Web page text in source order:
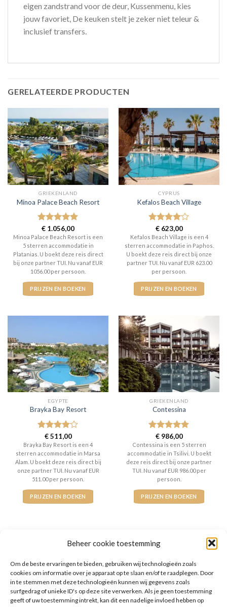
Beheer cookie toestemming
Om de beste ervaringen te bieden, gebruiken wij technologieën zoals
cookies om informatie over je apparaat op te slaan en/of te raadplegen. Door
in te stemmen met deze technologieën kunnen wij gegevens zoals
surfgedrag of unieke ID's op deze site verwerken. Als je geen toestemming
geeft of uw toestemming intrekt, kan dit een nadelige invloed hebben op
eigen zandstrand voor de deur, Kussenmenu, kies
jouw favoriet, De keuken stelt je zeker niet teleur &
inclusief transfers.
GERELATEERDE PRODUCTEN
GRIEKENLAND
Minoa Palace Beach Resort
Gewaardeerd
5uit 5
€ 1.056,00
Minoa Palace Beach Resort is een
5 sterren accommodatie in
Platanias. U boekt deze reis direct
bij onze partner TUI. Nu vanaf EUR
1056.00 per persoon.
PRIJZEN EN BOEKEN
CYPRUS
Kefalos Beach Village
Gewaardeerd
4uit 5
€623,00
Kefalos Beach Village is een 4
sterren accommodatie in Paphos.
U boekt deze reis direct bij onze
partner TUI. Nu vanaf EUR 623.00
per persoon.
PRIJZEN EN BOEKEN
EGYPTE
Brayka Bay Resort
Gewaardeerd
4 uit 5
€511,00
Brayka Bay Resort is een 4
sterren accommodatie in Marsa
Alam. U boekt deze reis direct bij
onze partner TUI. Nu vanaf EUR
511.00 per persoon.
PRIJZEN EN BOEKEN
GRIEKENLAND
Contessina
Gewaardeerd
5uit 5
€986,00
Contessina is een 5 sterren
accommodatie in Tsilivi. U boekt
deze reis direct bij onze partner
TUI. Nu vanaf EUR 986.00 per
persoon.
PRIJZEN EN BOEKEN
WAT ZE OVER ONS ZEGGEN